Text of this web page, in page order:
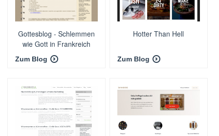
Gottesblog - Schlemmen
wie Gott in Frankreich
Zum Blog
Hotter Than Hell
Zum Blog